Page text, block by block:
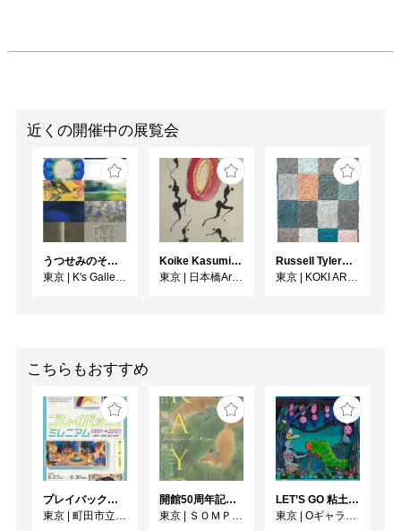
近くの開催中の展覧会
うつせみのそら展
東京
K's Gallery room A
Koike Kasumi Web個展 ラ・ダンス
東京
日本橋Art.jp
Russell Tyler From the Shore（海辺から）
東京
KOKI ARTS
こちらもおすすめ
プレイバック！ミレニアム1991→2001 版画が／版画で越えた境界
東京
町田市立国際版画美術館
開館50周年記念 山口華楊展
東京
ＳＯＭＰＯ美術館
LET’S GO 粘土（クレイ）ジ−
東京
Oギャラリー